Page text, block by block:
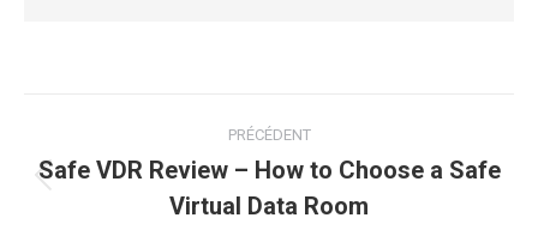
article
PRÉCÉDENT
précédent
Safe VDR Review – How to Choose a Safe
Virtual Data Room